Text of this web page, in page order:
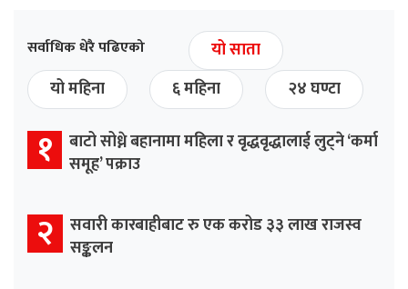
सर्वाधिक धेरै पढिएको
यो साता
यो महिना
६ महिना २४ घण्टा
१
बाटो सोध्ने बहानामा महिला र वृद्धवृद्धालाई लुट्ने ‘कर्मा
समूह’ पक्राउ
२
सवारी कारबाहीबाट रु एक करोड ३३ लाख राजस्व
सङ्कलन